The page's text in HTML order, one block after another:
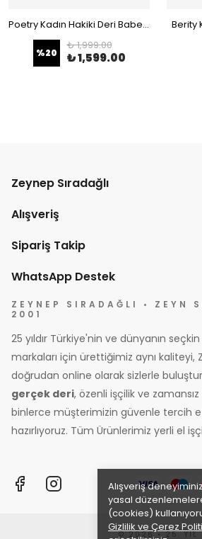
Alışveriş
yasal
(cookies)
Gizlilik ve Çerez
Poetry Kadın Hakiki Deri Babet Bej
%20
₺ 1,999.00
₺ 1,599.00
Berity
Zeynep Sıradağlı
Alışveriş
Sipariş Takip
WhatsApp Destek
ZEYNEP SIRADAĞLI • ZEYN
2001
25 yıldır Türkiye'nin ve dünyanın
markaları için ürettiğimiz aynı kaliteyi,
doğrudan online olarak sizlerle
gerçek deri, özenli işçilik ve zamansız
binlerce müşterimizin güvenle tercih
hazırlıyoruz. Tüm Ürünlerimiz yerli el
© 2026 • 25. YIL